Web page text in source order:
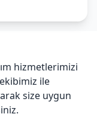
hizmetlerimizi
ile
size uygun